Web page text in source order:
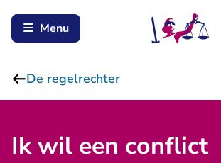
Menu
De regelrechter
Ik wil een conflict